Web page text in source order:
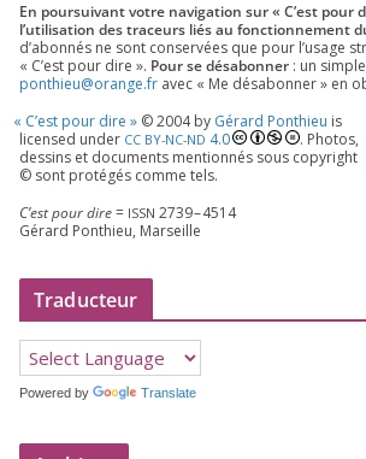
En pour­sui­vant votre navi­ga­tion sur « C’est pour
l’utilisation des tra­ceurs liés au fonc­tion­ne­ment
d’a­bon­nés ne sont conser­vées que pour l’u­sage
« C’est pour dire ». Pour se désa­bon­ner : un
ponthieu@​orange.​fr avec « Me désa­bon­ner » en
« C’est pour dire » ©2004by Gérard Ponthieu is
licen­sed under CC BY-NC-ND 4.0
. Photos,
des­sins et docu­ments men­tion­nés sous copy­right
© sont pro­té­gés comme tels.
C’est pour dire= ISSN 2739–4514
Gérard Ponthieu, Marseille
Traducteur
Powered by Translate